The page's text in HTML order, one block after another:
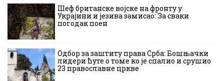
Шеф британске војске на фронту у
Украјини и језива замисао: За сваки
погодак поен
Одбор за заштиту права Срба: Бошњачки
лидери ћуте о томе ко је спалио и срушио
23 православне цркве